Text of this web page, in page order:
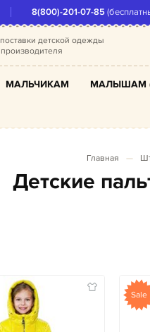
детской одежды
МАЛЬЧИКАМ МАЛЫШАМ
8(800)-201-07-85
Главная
Детские
Sale